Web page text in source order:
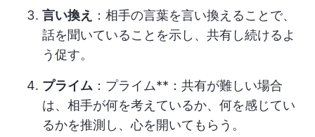
言い換え
：相手の言葉を言い換えることで、
話を聞いていることを示し、共有し続けるよ
う促す。
プライム ：プライム**：共有が難しい場合
は、相手が何を考えているか、何を感じてい
るかを推測し、心を開いてもらう。